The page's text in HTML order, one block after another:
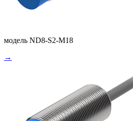
модель ND8-S2-M18
→